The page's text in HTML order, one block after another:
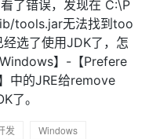
了错误，发现在 C:\P
tools.jar无法找到too
选了使用JDK了，怎
】-【Prefere
中的JRE给remove
了。
发
Windows